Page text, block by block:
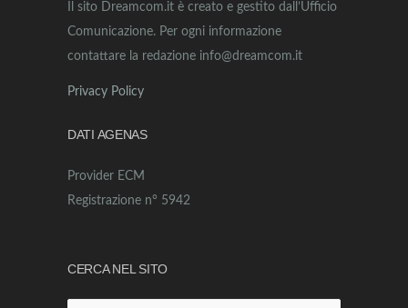
Il sito Dreamcom.it è creato e gestito dall’Ufficio
Comunicazione. Per ogni informazione
contattare la redazione info@dreamcom.it
Privacy Policy
DATI AGENAS
Provider ECM
Registrazione n° 5942
CERCA NEL SITO